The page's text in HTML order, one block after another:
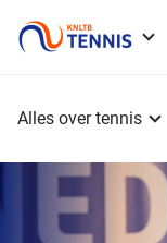
Alles over tennis